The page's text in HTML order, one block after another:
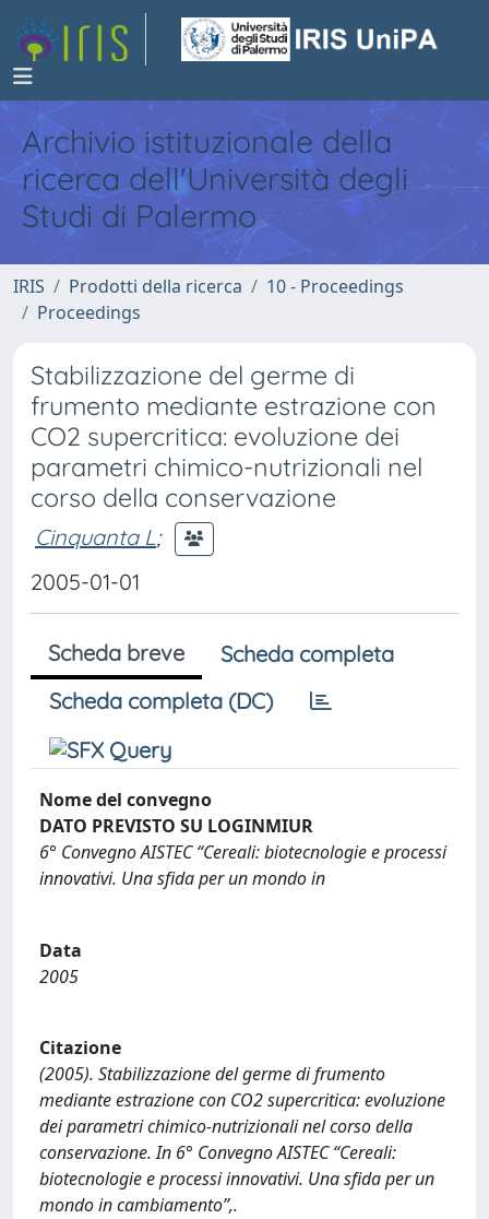
Archivio istituzionale della
ricerca dell'Università degli
Studi di Palermo
IRIS Prodotti della ricerca
10 - Proceedings
Proceedings
Stabilizzazione del germe di
frumento mediante estrazione con
CO2 supercritica: evoluzione dei
parametri chimico-nutrizionali nel
corso della conservazione
Cinquanta L;
2005-01-01
Scheda breve
Scheda completa
Scheda completa (DC)
Nome del convegno
DATO PREVISTO SU LOGINMIUR
6° Convegno AISTEC “Cereali: biotecnologie e processi
innovativi. Una sfida per un mondo in
Data
2005
Citazione
(2005). Stabilizzazione del germe di frumento
mediante estrazione con CO2 supercritica: evoluzione
dei parametri chimico-nutrizionali nel corso della
conservazione. In 6° Convegno AISTEC “Cereali:
biotecnologie e processi innovativi. Una sfida per un
mondo in cambiamento”,.